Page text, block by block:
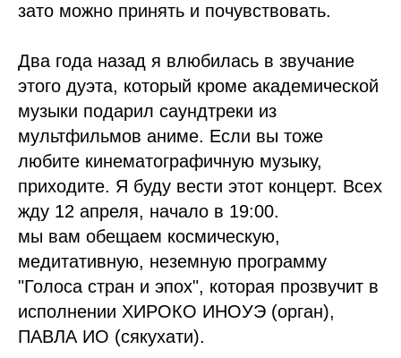
зато можно принять и почувствовать.
Два года назад я влюбилась в звучание
этого дуэта, который кроме академической
музыки подарил саундтреки из
мультфильмов аниме. Если вы тоже
любите кинематографичную музыку,
приходите. Я буду вести этот концерт. Всех
жду 12 апреля, начало в 19:00.
мы вам обещаем космическую,
медитативную, неземную программу
"Голоса стран и эпох", которая прозвучит в
исполнении ХИРОКО ИНОУЭ (орган),
ПАВЛА ИО (сякухати).